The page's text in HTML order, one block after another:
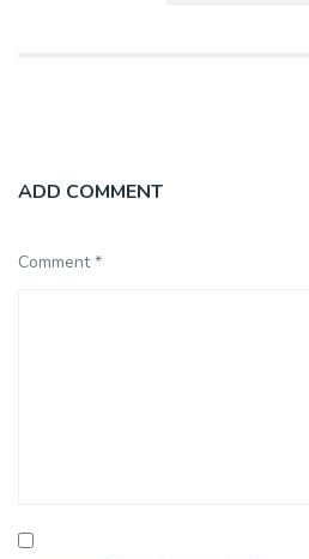
ADD COMMENT
Comment *